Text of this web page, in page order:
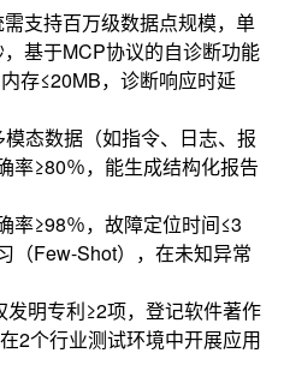
支持百万级数据点规模，单
基于MCP协议的自诊断功能
存≤20MB，诊断响应时延
态数据（如指令、日志、报
率≥80％，能生成结构化报告
率≥98％，故障定位时间≤3
（Few-Shot），在未知异常
明专利≥2项，登记软件著作
2个行业测试环境中开展应用